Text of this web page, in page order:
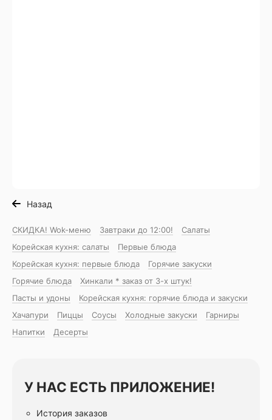
Назад
СКИДКА! Wok-меню Завтраки до 12:00!
Салаты
Корейская кухня: салаты
Первые блюда
Корейская кухня: первые блюда
Горячие закуски
Горячие блюда
Хинкали * заказ от 3-х штук!
Пасты и удоны
Корейская кухня: горячие блюда и закуски
Хачапури
Пиццы Соусы Холодные закуски
Гарниры
Напитки
Десерты
У НАС ЕСТЬ ПРИЛОЖЕНИЕ!
История заказов